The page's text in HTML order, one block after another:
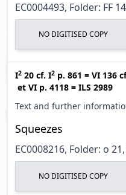
EC0004493, Folder: FF
NO DIGITISED COPY
I2 20 cf. I2 p. 861 = VI 136
et VI p. 4118 = ILS 2989
Text and further
Squeezes
EC0008216, Folder: o
NO DIGITISED COPY